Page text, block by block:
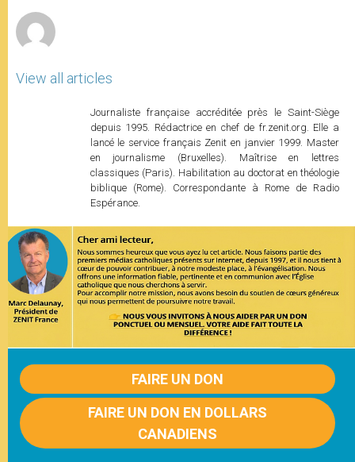
View all articles
Journaliste française accréditée près le Saint-Siège
depuis 1995. Rédactrice en chef de fr.zenit.org. Elle a
lancé le service français Zenit en janvier 1999. Master
en journalisme (Bruxelles). Maîtrise en lettres
classiques (Paris). Habilitation au doctorat en théologie
biblique (Rome). Correspondante à Rome de Radio
Espérance.
FAIRE UN DON
FAIRE UN DON EN DOLLARS
CANADIENS